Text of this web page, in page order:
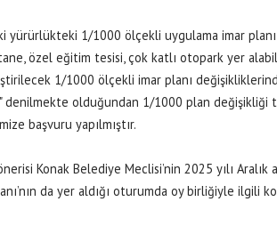
yürürlükteki 1/1000 ölçekli uygulama imar planı
özel eğitim tesisi, çok katlı otopark yer
1/1000 ölçekli imar planı
denilmekte olduğundan 1/1000 plan
başvuru yapılmıştır.
Konak Belediye Meclisi’nin 2025 yılı
da yer aldığı oturumda oy birliğiyle ilgili